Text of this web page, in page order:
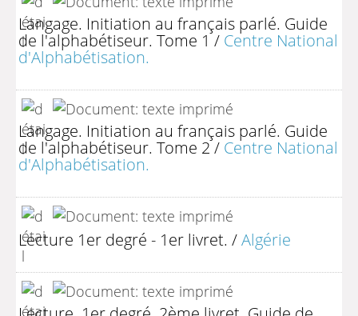
Langage. Initiation au français parlé. Guide
de l'alphabétiseur. Tome 1/ Centre National
d'Alphabétisation.
Langage. Initiation au français parlé. Guide
de l'alphabétiseur. Tome 2/ Centre National
d'Alphabétisation.
Lecture 1er degré - 1er livret. /Algérie